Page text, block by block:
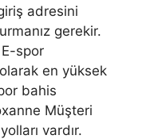
adresini
gerekir.
spor
en yüksek
bahis
Müşteri
vardır.